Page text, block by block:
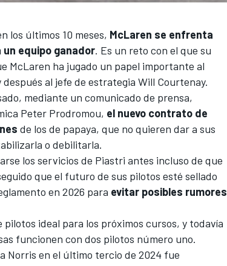
los últimos 10 meses, McLaren se enfrenta
equipo ganador. Es un reto con el que su
McLaren ha jugado un papel importante al
al jefe de estrategia Will Courtenay.
mediante un comunicado de prensa,
Peter Prodromou, el nuevo contrato de
de los de papaya, que no quieren dar a sus
o debilitarla.
los servicios de Piastri antes incluso de que
que el futuro de sus pilotos esté sellado
en 2026 para evitar posibles rumores
ideal para los próximos cursos, y todavía
funcionen con dos pilotos número uno.
Norris en el último tercio de 2024 fue